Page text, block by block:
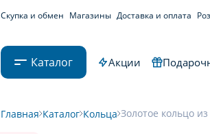
Скупка и обмен Магазины Доставка и оплата
Каталог Акции
Главная Каталог Кольца Золотое кольцо